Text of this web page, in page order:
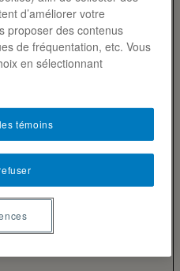
d’améliorer votre
proposer des contenus
de fréquentation, etc. Vous
en sélectionnant
témoins